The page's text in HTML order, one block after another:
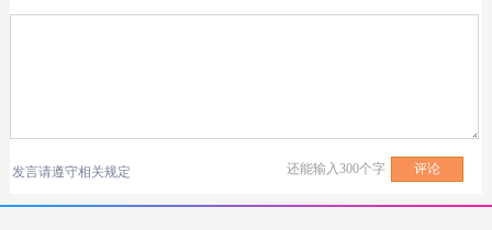
发言请遵守相关规定 还能输入300个字